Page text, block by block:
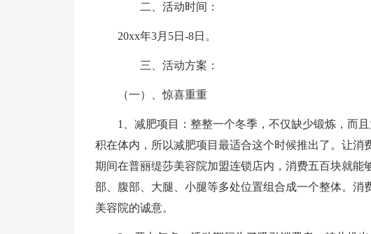
二、活动时间：
20xx年3月5日-8日。
三、活动方案：
（一）、惊喜重重
1、减肥项目：整整一个冬季，不仅缺少锻炼，而
积在体内，所以减肥项目最适合这个时候推出了。让
期间在普丽缇莎美容院加盟连锁店内，消费五百块就
部、腹部、大腿、小腿等多处位置组合成一个整体。消
美容院的诚意。